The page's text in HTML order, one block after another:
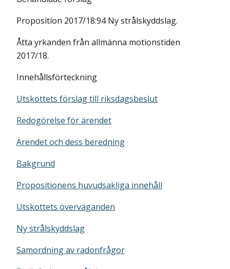
Proposition 2017/18:94 Ny strålskyddslag.
Åtta yrkanden från allmänna motionstiden
2017/18.
Innehållsförteckning
Utskottets förslag till riksdagsbeslut
Redogörelse för ärendet
Ärendet och dess beredning
Bakgrund
Propositionens huvudsakliga innehåll
Utskottets överväganden
Ny strålskyddslag
Samordning av radonfrågor